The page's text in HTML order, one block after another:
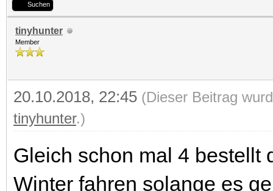
Suchen
tinyhunter
Member
20.10.2018, 22:45 (Dieser Beitrag
tinyhunter.)
Gleich schon mal 4 bestellt
Winter fahren solange es